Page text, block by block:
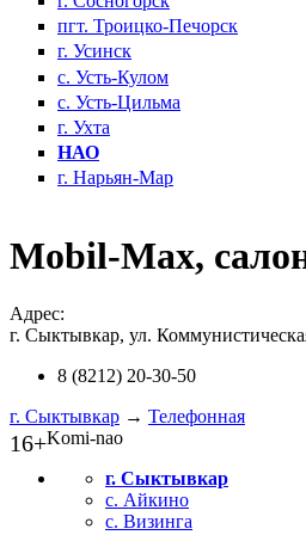
пгт. Троицко-Печорск
г. Усинск
с. Усть-Кулом
с. Усть-Цильма
г. Ухта
НАО
г. Нарьян-Мар
Mobil-Max,
Адрес:
г. Сыктывкар, ул.
8 (8212) 20-30-50
г. Сыктывкар → Телефонная
16+Komi-nao
г. Сыктывкар
с. Айкино
с. Визинга